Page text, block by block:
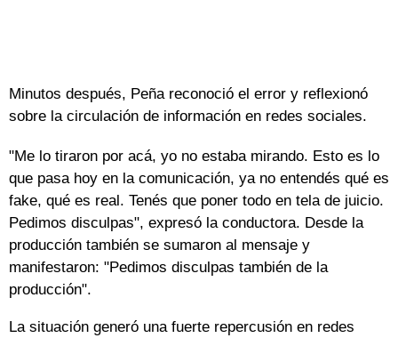
Minutos después, Peña reconoció el error y reflexionó
sobre la circulación de información en redes sociales.
"Me lo tiraron por acá, yo no estaba mirando. Esto es lo
que pasa hoy en la comunicación, ya no entendés qué es
fake, qué es real. Tenés que poner todo en tela de juicio.
Pedimos disculpas", expresó la conductora. Desde la
producción también se sumaron al mensaje y
manifestaron: "Pedimos disculpas también de la
producción".
La situación generó una fuerte repercusión en redes